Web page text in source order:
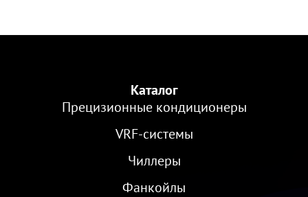
Каталог
Прецизионные кондиционеры
VRF-cистемы
Чиллеры
Фанкойлы